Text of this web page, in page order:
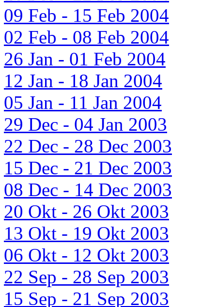
09 Feb - 15 Feb 2004
02 Feb - 08 Feb 2004
26 Jan - 01 Feb 2004
12 Jan - 18 Jan 2004
05 Jan - 11 Jan 2004
29 Dec - 04 Jan 2003
22 Dec - 28 Dec 2003
15 Dec - 21 Dec 2003
08 Dec - 14 Dec 2003
20 Okt - 26 Okt 2003
13 Okt - 19 Okt 2003
06 Okt - 12 Okt 2003
22 Sep - 28 Sep 2003
15 Sep - 21 Sep 2003